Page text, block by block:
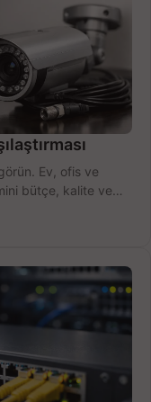
Ev, ofis ve
bütçe, kalite ve